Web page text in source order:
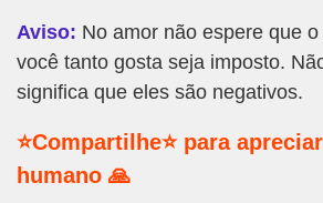
Aviso: No amor não espere que
você tanto gosta seja imposto.
significa que eles são negativos.
⭐Compartilhe⭐ para
humano 🙏